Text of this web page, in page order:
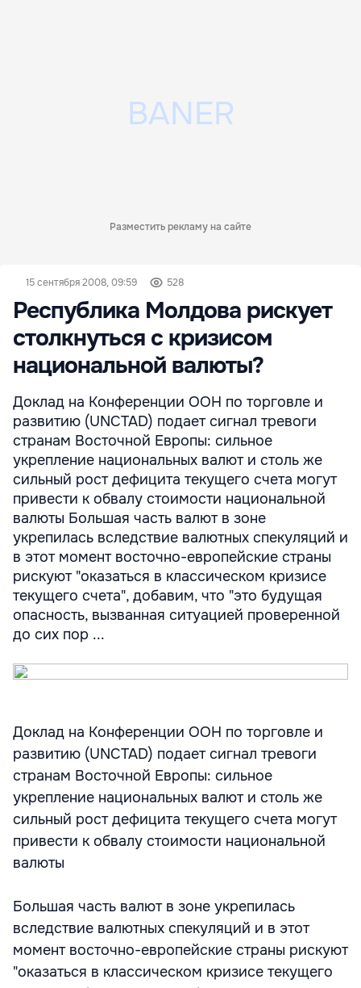
Разместить рекламу на сайте
15 сентября 2008, 09:59 528
Республика Молдова рискует
столкнуться с кризисом
национальной валюты?
Доклад на Конференции ООН по торговле и
развитию (UNCTAD) подает сигнал тревоги
странам Восточной Европы: сильное
укрепление национальных валют и столь же
сильный рост дефицита текущего счета могут
привести к обвалу стоимости национальной
валюты Большая часть валют в зоне
укрепилась вследствие валютных спекуляций и
в этот момент восточно-европейские страны
рискуют "оказаться в классическом кризисе
текущего счета", добавим, что "это будущая
опасность, вызванная ситуацией проверенной
до сих пор ...
Доклад на Конференции ООН по торговле и
развитию (UNCTAD) подает сигнал тревоги
странам Восточной Европы: сильное
укрепление национальных валют и столь же
сильный рост дефицита текущего счета могут
привести к обвалу стоимости национальной
валюты
Большая часть валют в зоне укрепилась
вследствие валютных спекуляций и в этот
момент восточно-европейские страны рискуют
"оказаться в классическом кризисе текущего